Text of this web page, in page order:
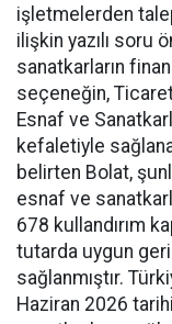
işletmelerden
ilişkin yazılı soru
sanatkarların
seçeneğin, Ticaret
Esnaf ve
kefaletiyle
belirten Bolat,
esnaf ve
678 kullandırım
tutarda uygun
sağlanmıştır.
Haziran 2026